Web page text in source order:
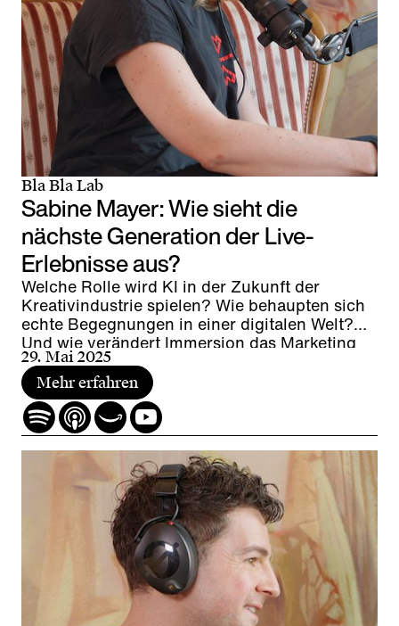
Bla Bla Lab
Sabine Mayer: Wie sieht die
nächste Generation der Live-
Erlebnisse aus?
Welche Rolle wird KI in der Zukunft der
Kreativindustrie spielen? Wie behaupten sich
echte Begegnungen in einer digitalen Welt?
Und wie verändert Immersion das Marketing
der Zukunft?
29. Mai 2025
Mehr erfahren